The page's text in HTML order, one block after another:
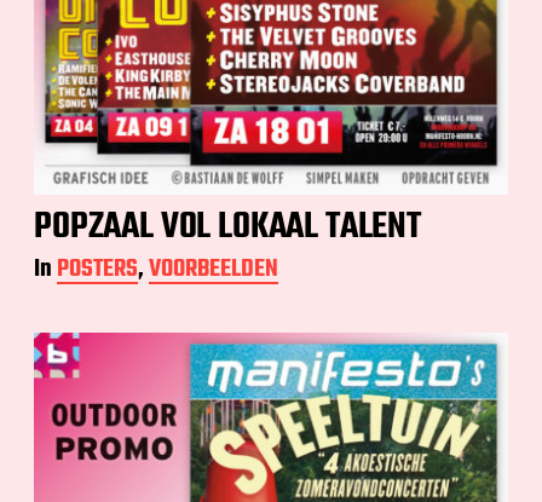
POPZAAL VOL LOKAAL TALENT
InPOSTERS,VOORBEELDEN